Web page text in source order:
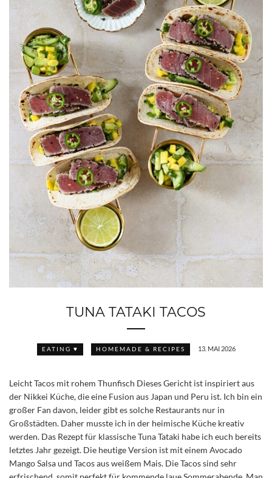
TUNA TATAKI TACOS
EATING ♥ HOMEMADE & RECIPES 13. MAI 2026
Leicht Tacos mit rohem Thunfisch Dieses Gericht ist inspiriert aus
der Nikkei Küche, die eine Fusion aus Japan und Peru ist. Ich bin ein
großer Fan davon, leider gibt es solche Restaurants nur in
Großstädten. Daher musste ich in der heimische Küche kreativ
werden. Das Rezept für klassische Tuna Tataki habe ich euch bereits
letztes Jahr gezeigt. Die heutige Version ist mit einem Avocado
Mango Salsa und Tacos aus weißem Mais. Die Tacos sind sehr